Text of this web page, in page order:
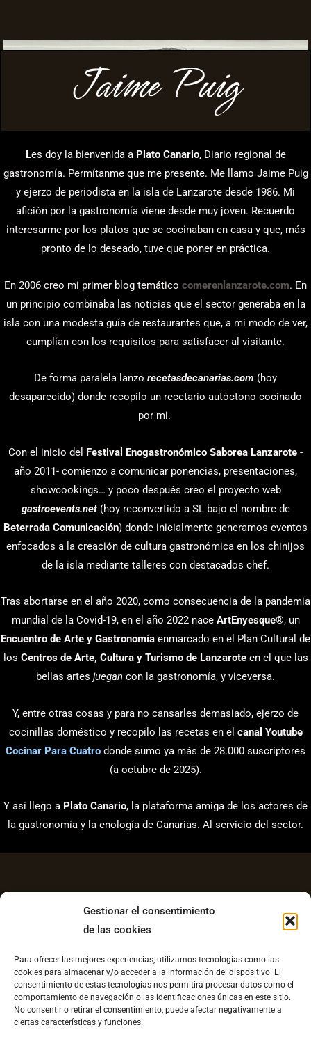
Gestionar el consentimiento
de las cookies
Para ofrecer las mejores experiencias, utilizamos tecnologías como las
cookies para almacenar y/o acceder a la información del dispositivo. El
consentimiento de estas tecnologías nos permitirá procesar datos como el
comportamiento de navegación o las identificaciones únicas en este sitio.
No consentir o retirar el consentimiento, puede afectar negativamente a
ciertas características y funciones.
Jaime Puig
Les doy la bienvenida a Plato Canario, Diario regional de
gastronomía. Permítanme que me presente. Me llamo Jaime Puig
y ejerzo de periodista en la isla de Lanzarote desde 1986. Mi
afición por la gastronomía viene desde muy joven. Recuerdo
interesarme por los platos que se cocinaban en casa y que, más
pronto de lo deseado, tuve que poner en práctica.
En 2006 creo mi primer blog temático comerenlanzarote.com. En
un principio combinaba las noticias que el sector generaba en la
isla con una modesta guía de restaurantes que, a mi modo de ver,
cumplían con los requisitos para satisfacer al visitante.
De forma paralela lanzo recetasdecanarias.com (hoy
desaparecido) donde recopilo un recetario autóctono cocinado
por mi.
Con el inicio del Festival Enogastronómico Saborea Lanzarote -
año 2011- comienzo a comunicar ponencias, presentaciones,
showcookings… y poco después creo el proyecto web
gastroevents.net(hoy reconvertido a SL bajo el nombre de
Beterrada Comunicación) donde inicialmente generamos eventos
enfocados a la creación de cultura gastronómica en los chinijos
de la isla mediante talleres con destacados chef.
Tras abortarse en el año 2020, como consecuencia de la pandemia
mundial de la Covid-19, en el año 2022 nace ArtEnyesque®, un
Encuentro de Arte y Gastronomía enmarcado en el Plan Cultural de
los Centros de Arte, Cultura y Turismo de Lanzaroteen el que las
bellas artes juegan con la gastronomía, y viceversa.
Y, entre otras cosas y para no cansarles demasiado, ejerzo de
cocinillas doméstico y recopilo las recetas en el canal Youtube
Cocinar Para Cuatro donde sumo ya más de 28.000 suscriptores
(a octubre de 2025).
Y así llego a Plato Canario, la plataforma amiga de los actores de
la gastronomía y la enología de Canarias. Al servicio del sector.
Política de Privacidad
Contacto
Política de cookies UE